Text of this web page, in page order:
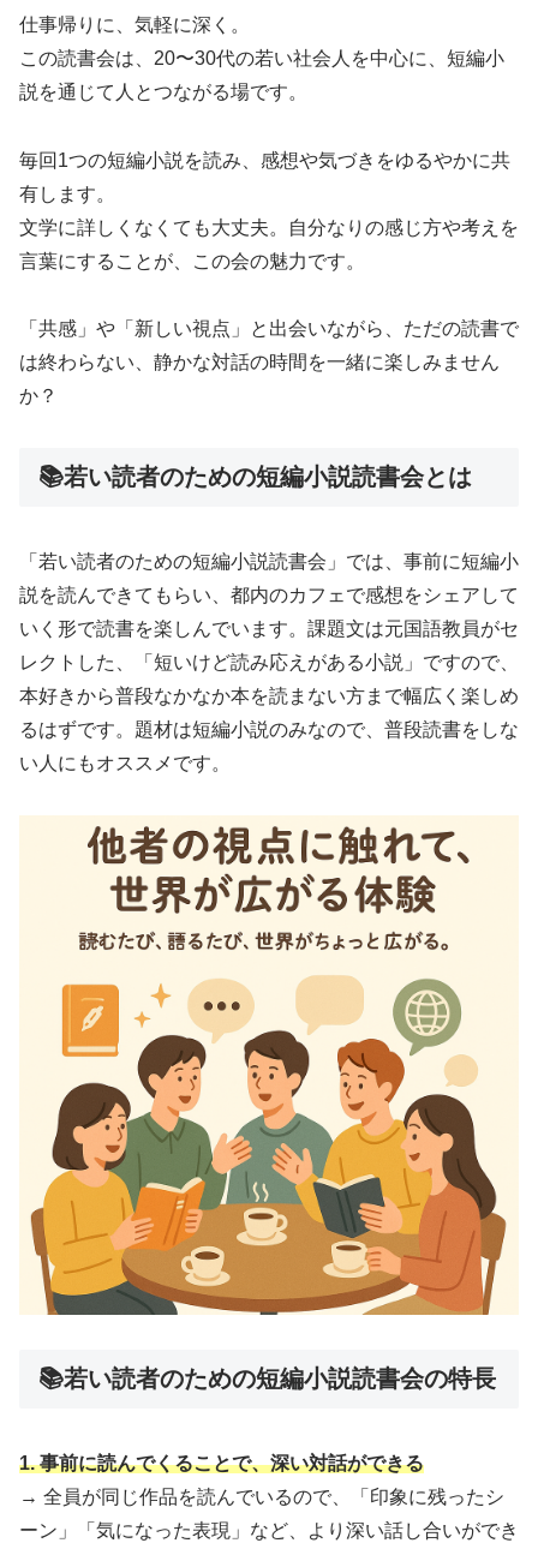
仕事帰りに、気軽に深く。
この読書会は、20〜30代の若い社会人を中心に、短編小
説を通じて人とつながる場です。
毎回1つの短編小説を読み、感想や気づきをゆるやかに共
有します。
文学に詳しくなくても大丈夫。自分なりの感じ方や考えを
言葉にすることが、この会の魅力です。
「共感」や「新しい視点」と出会いながら、ただの読書で
は終わらない、静かな対話の時間を一緒に楽しみません
か？
📚若い読者のための短編小説読書会とは
「若い読者のための短編小説読書会」では、事前に短編小
説を読んできてもらい、都内のカフェで感想をシェアして
いく形で読書を楽しんでいます。課題文は元国語教員がセ
レクトした、「短いけど読み応えがある小説」ですので、
本好きから普段なかなか本を読まない方まで幅広く楽しめ
るはずです。題材は短編小説のみなので、普段読書をしな
い人にもオススメです。
📚若い読者のための短編小説読書会の特長
1. 事前に読んでくることで、深い対話ができる
→ 全員が同じ作品を読んでいるので、「印象に残ったシ
ーン」「気になった表現」など、より深い話し合いができ